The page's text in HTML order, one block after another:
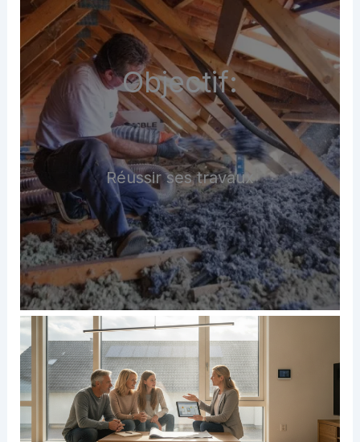
Objectif:
Réussir ses travaux